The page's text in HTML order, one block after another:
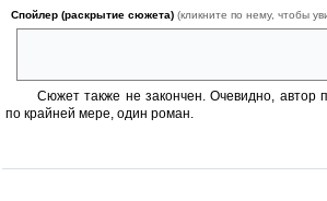
Спойлер (раскрытие сюжета) (кликните по нему, чтобы
Сюжет также не закончен. Очевидно, автор
по крайней мере, один роман.